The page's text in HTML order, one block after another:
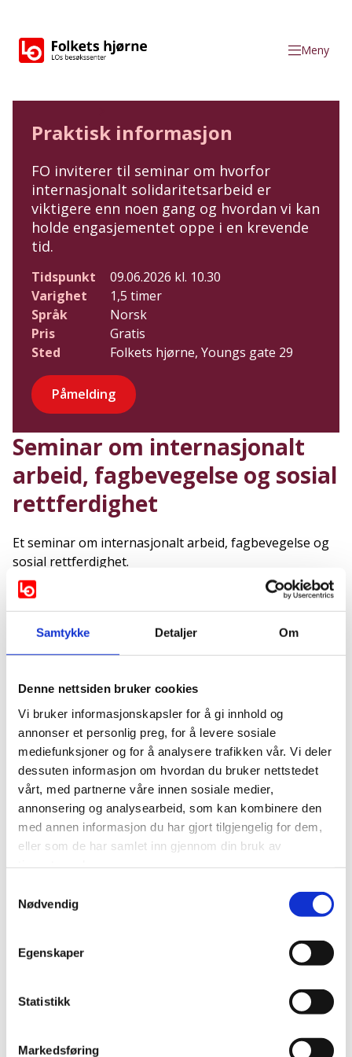
Samtykke Detaljer Om
Denne nettsiden bruker cookies
Vi bruker informasjonskapsler for å gi innhold og
annonser et personlig preg, for å levere sosiale
mediefunksjoner og for å analysere trafikken vår. Vi deler
dessuten informasjon om hvordan du bruker nettstedet
vårt, med partnerne våre innen sosiale medier,
annonsering og analysearbeid, som kan kombinere den
med annen informasjon du har gjort tilgjengelig for dem,
eller som de har samlet inn gjennom din bruk av
Nødvendig
Egenskaper
Statistikk
Markedsføring
Meny
Praktisk informasjon
FO inviterer til seminar om hvorfor
internasjonalt solidaritetsarbeid er
viktigere enn noen gang og hvordan vi kan
holde engasjementet oppe i en krevende
tid.
Tidspunkt
09.06.2026 kl. 10.30
Varighet
1,5 timer
Språk
Norsk
Pris
Gratis
Sted
Folkets hjørne, Youngs gate 29
Påmelding
Seminar om internasjonalt
arbeid, fagbevegelse og sosial
rettferdighet
Et seminar om internasjonalt arbeid, fagbevegelse og
sosial rettferdighet.
I en tid preget av krig, konflikt og økende uro settes
både framtidstro og engasjement på prøve.
Seminaret finner sted på Folkets hjørne i Oslo: 9. juni
2026 kl. 10.30-12.00.
Program:
Åsmund Aukrust, Bistands- og utviklingsminister,
åpner seminaret med regjeringens blikk på globale
kriser, konsekvenser for mennesker som blir berørt og
betydningen av fortsatt internasjonalt engasjement.
Edmund Walton fra LOs internasjonale avdeling gir et
overordnet perspektiv på fagbevegelsens
internasjonale solidaritetsarbeid og kampen for
rettigheter og rettferdighet.
bevarer vi troen på at innsats nytter? Jan Olav
Andersen fra Norsk Folkehjelp belyser hvordan krig og
praksis, og hvorfor det er viktig å bevare troen på at
Kvinner og jenters kamp for likeverd, likestilling og
rettigheter er ikke over.
jenters situasjon, kampen for likeverd og betydningen